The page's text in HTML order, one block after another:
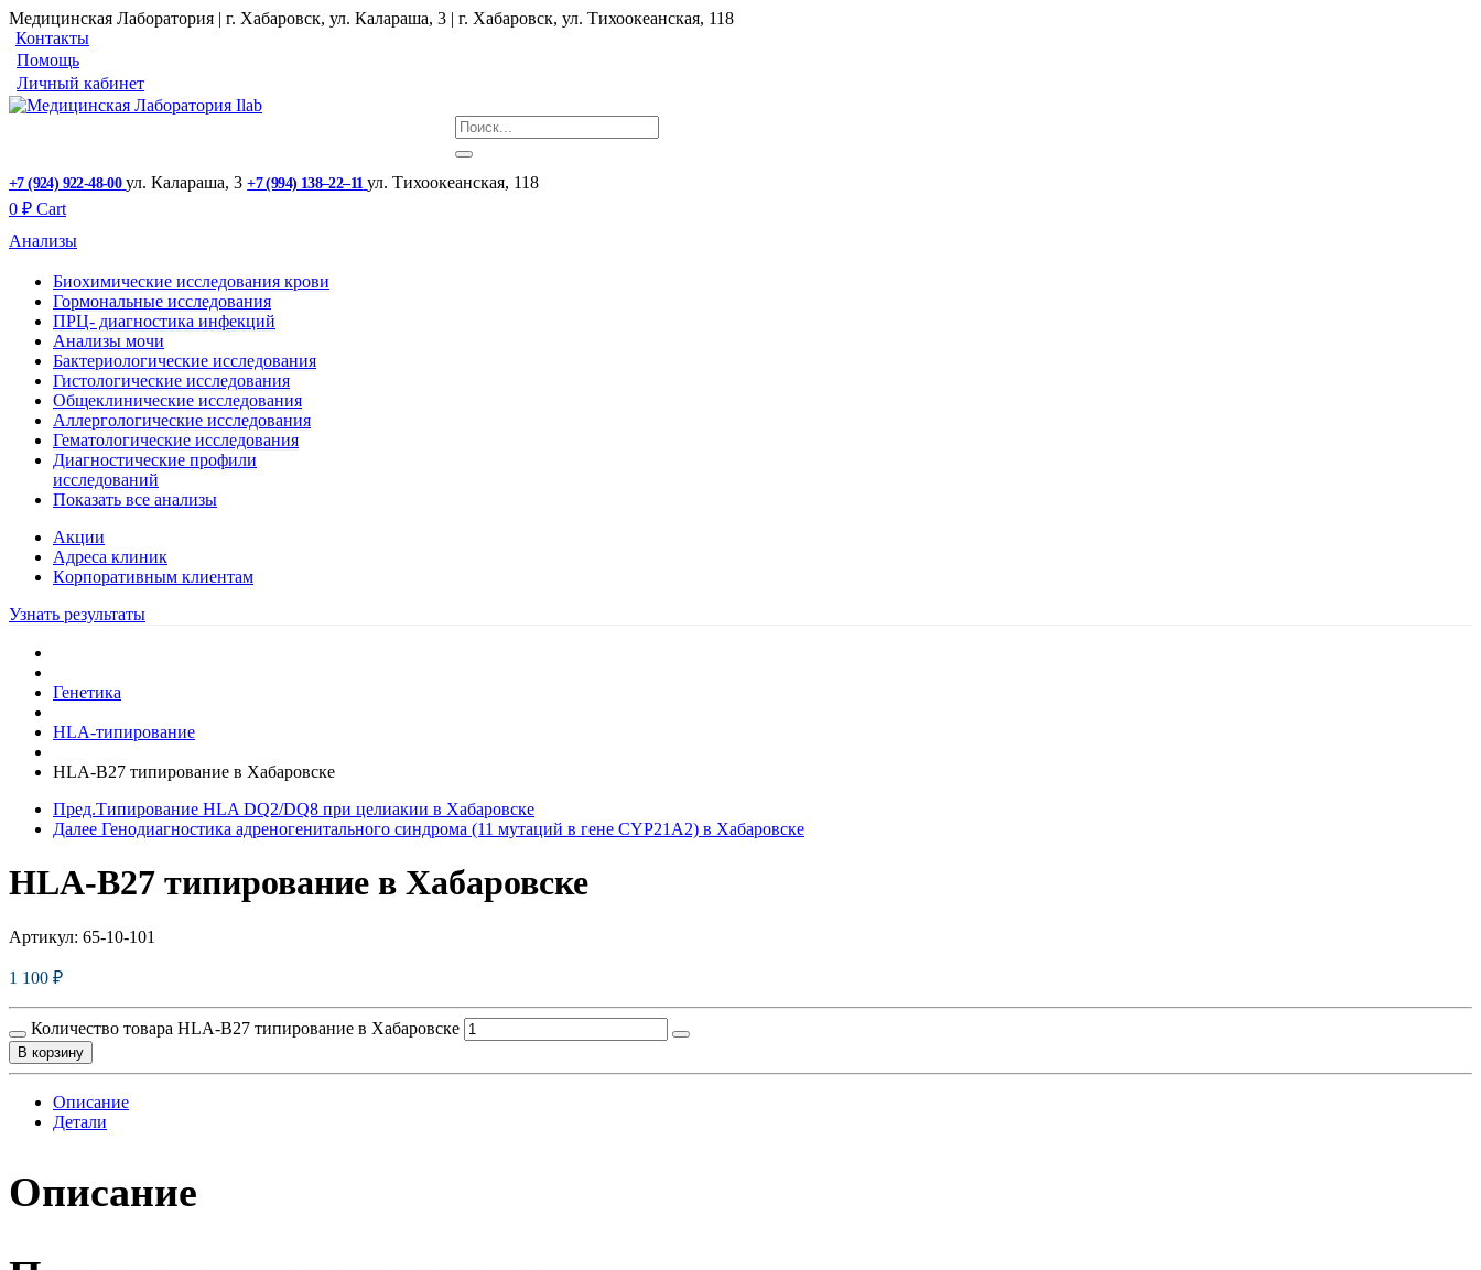
Медицинская Лаборатория | г. Хабаровск, ул. Калараша, 3 | г. Хабаровск, ул. ​Тихоокеанская, 118
Контакты
Помощь
Личный кабинет
+7 (924) 922-48-00 ул. ​Калараша, 3 +7 (994) 138‒22‒11 ул. ​Тихоокеанская, 118
0 ₽ Cart
Анализы
Биохимические исследования крови
Гормональные исследования
ПРЦ- диагностика инфекций
Анализы мочи
Бактериологические исследования
Гистологические исследования
Общеклинические исследования
Аллергологические исследования
Гематологические исследования
Диагностические профили
исследований
Показать все анализы
Акции
Адреса клиник
Кoрпоративным клиентам
Узнать результаты
Генетика
HLA-типирование
HLA-B27 типирование в Хабаровске
Пред.Типирование HLA DQ2/DQ8 при целиакии в Хабаровске
Далее Генодиагностика адреногенитального синдрома (11 мутаций в гене CYP21A2) в Хабаровске
HLA-B27 типирование в Хабаровске
Артикул: 65-10-101
1 100 ₽
Количество товара HLA-B27 типирование в Хабаровске
В корзину
Описание
Детали
Описание